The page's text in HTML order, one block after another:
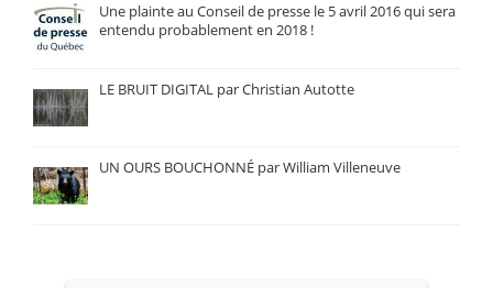
Une plainte au Conseil de presse le 5 avril 2016 qui sera
entendu probablement en 2018 !
LE BRUIT DIGITAL par Christian Autotte
UN OURS BOUCHONNÉ par William Villeneuve